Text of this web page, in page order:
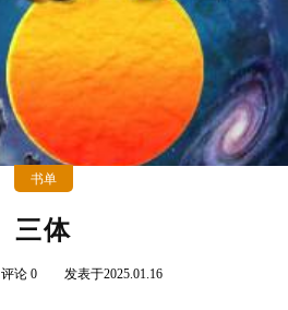
书单
三体
评论 0 发表于2025.01.16